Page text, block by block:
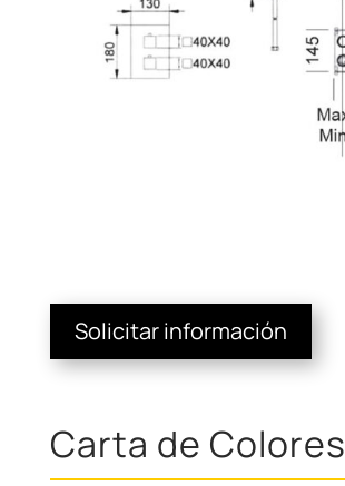
Solicitar información
Carta de Colores